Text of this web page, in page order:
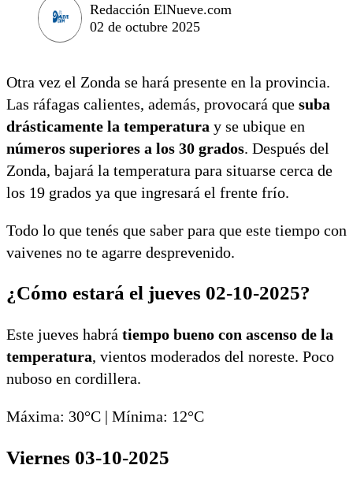
Redacción ElNueve.com
02 de octubre 2025
Otra vez el Zonda se hará presente en la provincia.
Las ráfagas calientes, además, provocará que suba
drásticamente la temperatura y se ubique en
números superiores a los 30 grados. Después del
Zonda, bajará la temperatura para situarse cerca de
los 19 grados ya que ingresará el frente frío.
Todo lo que tenés que saber para que este tiempo con
vaivenes no te agarre desprevenido.
¿Cómo estará el jueves 02-10-2025?
Este jueves habrá tiempo bueno con ascenso de la
temperatura, vientos moderados del noreste. Poco
nuboso en cordillera.
Máxima: 30°C | Mínima: 12°C
Viernes 03-10-2025